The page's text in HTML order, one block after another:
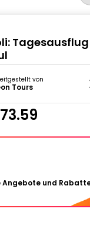
von
Tours
Angebote und